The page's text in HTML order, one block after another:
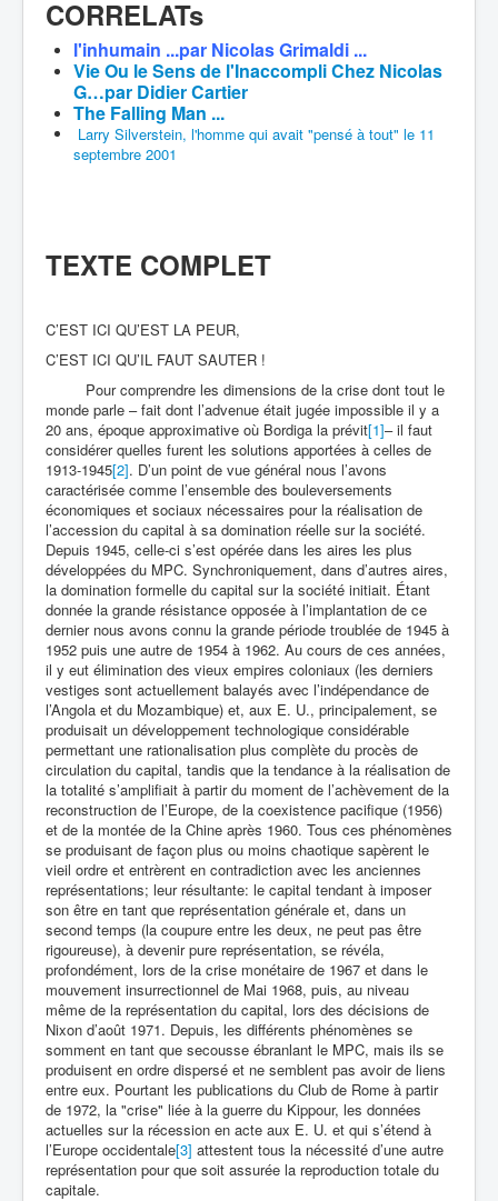
CORRELATs
l'inhumain ...par Nicolas Grimaldi ...
Vie Ou le Sens de l'Inaccompli Chez Nicolas
G…par Didier Cartier
The Falling Man ...
Larry Silverstein, l'homme qui avait "pensé à tout" le 11
septembre 2001
TEXTE COMPLET
C’EST ICI QU’EST LA PEUR,
C’EST ICI QU’IL FAUT SAUTER !
Pour comprendre les dimensions de la crise dont tout le
monde parle – fait dont l’advenue était jugée impossible il y a
20 ans, époque approximative où Bordiga la prévit[1]– il faut
considérer quelles furent les solutions apportées à celles de
1913-1945[2]. D’un point de vue général nous l’avons
caractérisée comme l’ensemble des bouleversements
économiques et sociaux nécessaires pour la réalisation de
l’accession du capital à sa domination réelle sur la société.
Depuis 1945, celle-ci s’est opérée dans les aires les plus
développées du MPC. Synchroniquement, dans d’autres aires,
la domination formelle du capital sur la société initiait. Étant
donnée la grande résistance opposée à l’implantation de ce
dernier nous avons connu la grande période troublée de 1945 à
1952 puis une autre de 1954 à 1962. Au cours de ces années,
il y eut élimination des vieux empires coloniaux (les derniers
vestiges sont actuellement balayés avec l’indépendance de
l’Angola et du Mozambique) et, aux E. U., principalement, se
produisait un développement technologique considérable
permettant une rationalisation plus complète du procès de
circulation du capital, tandis que la tendance à la réalisation de
la totalité s’amplifiait à partir du moment de l’achèvement de la
reconstruction de l’Europe, de la coexistence pacifique (1956)
et de la montée de la Chine après 1960. Tous ces phénomènes
se produisant de façon plus ou moins chaotique sapèrent le
vieil ordre et entrèrent en contradiction avec les anciennes
représentations; leur résultante: le capital tendant à imposer
son être en tant que représentation générale et, dans un
second temps (la coupure entre les deux, ne peut pas être
rigoureuse), à devenir pure représentation, se révéla,
profondément, lors de la crise monétaire de 1967 et dans le
mouvement insurrectionnel de Mai 1968, puis, au niveau
même de la représentation du capital, lors des décisions de
Nixon d’août 1971. Depuis, les différents phénomènes se
somment en tant que secousse ébranlant le MPC, mais ils se
produisent en ordre dispersé et ne semblent pas avoir de liens
entre eux. Pourtant les publications du Club de Rome à partir
de 1972, la "crise" liée à la guerre du Kippour, les données
actuelles sur la récession en acte aux E. U. et qui s’étend à
l’Europe occidentale[3] attestent tous la nécessité d’une autre
représentation pour que soit assurée la reproduction totale du
capitale.